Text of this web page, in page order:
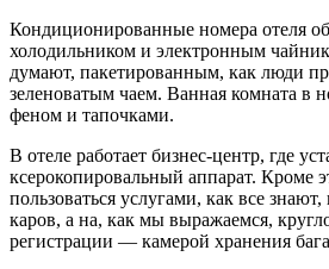
Кондиционированные номера отеля
холодильником и электронным
думают, пакетированным, как люди
зеленоватым чаем. Ванная комната в
феном и тапочками.
В отеле работает бизнес-центр, где
ксерокопировальный аппарат. Кроме
пользоваться услугами, как все
каров, а на, как мы выражаемся,
регистрации — камерой хранения